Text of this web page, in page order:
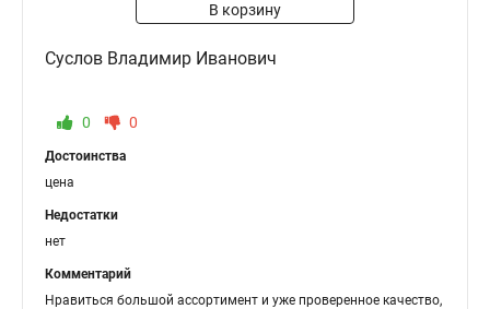
В корзину
Суслов Владимир Иванович
0 0
Достоинства
цена
Недостатки
нет
Комментарий
Нравиться большой ассортимент и уже проверенное качество,